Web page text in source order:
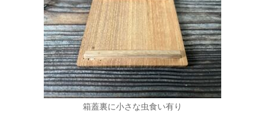
箱蓋裏に小さな虫食い有り